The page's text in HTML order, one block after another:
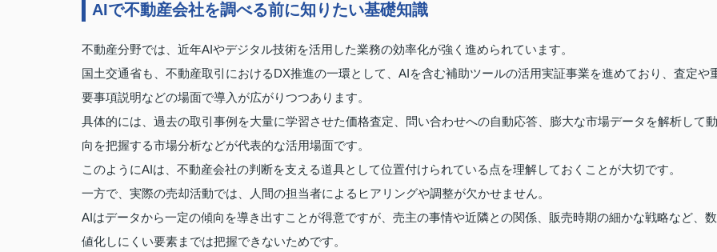
AIで不動産会社を調べる前に知りたい基礎知識
不動産分野では、近年AIやデジタル技術を活用した業務の効率化が強く進められています。
国土交通省も、不動産取引におけるDX推進の一環として、AIを含む補助ツールの活用実証事業を進めており、査定や
要事項説明などの場面で導入が広がりつつあります。
具体的には、過去の取引事例を大量に学習させた価格査定、問い合わせへの自動応答、膨大な市場データを解析して動
向を把握する市場分析などが代表的な活用場面です。
このようにAIは、不動産会社の判断を支える道具として位置付けられている点を理解しておくことが大切です。
一方で、実際の売却活動では、人間の担当者によるヒアリングや調整が欠かせません。
AIはデータから一定の傾向を導き出すことが得意ですが、売主の事情や近隣との関係、販売時期の細かな戦略など、数
値化しにくい要素までは把握できないためです。